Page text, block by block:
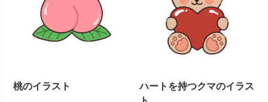
桃のイラスト
ハートを持つクマのイラス